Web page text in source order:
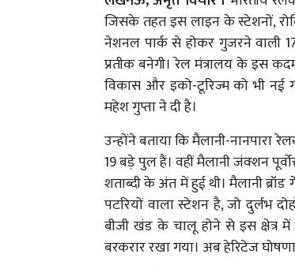
जिसके तहत इस लाइन के स्टेशनों,
नेशनल पार्क से होकर गुजरने वाली
प्रतीक बनेगी। रेल मंत्रालय के इस
विकास और इको-टूरिज्म को भी नई
महेश गुप्ता ने दी है।
उन्होंने बताया कि मैलानी-
19 बड़े पुल हैं। वहीं मैलानी जंक्शन
शताब्दी के अंत में हुई थी। मैलानी
पटरियों वाला स्टेशन है, जो दुर्लभ
बीजी खंड के चालू होने से इस क्षेत्र
बरकरार रखा गया। अब हेरिटेज